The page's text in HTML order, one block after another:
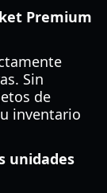
Premium
Sin
de
inventario
unidades